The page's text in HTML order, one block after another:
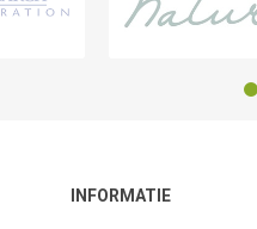
INFORMATIE